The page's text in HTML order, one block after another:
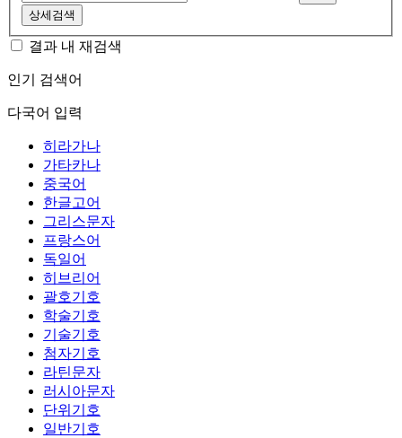
상세검색
결과 내 재검색
인기 검색어
다국어 입력
히라가나
가타카나
중국어
한글고어
그리스문자
프랑스어
독일어
히브리어
괄호기호
학술기호
기술기호
첨자기호
라틴문자
러시아문자
단위기호
일반기호